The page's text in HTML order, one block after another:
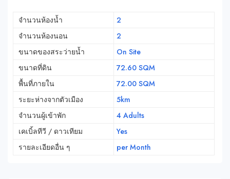
จำนวนห้องน้ำ
2
จำนวนห้องนอน
2
ขนาดของสระว่ายน้ำ
On Site
ขนาดที่ดิน
72.60 SQM
พื้นที่ภายใน
72.00 SQM
ระยะห่างจากตัวเมือง
5km
จำนวนผู้เข้าพัก
4 Adults
เคเบิ้ลทีวี / ดาวเทียม
Yes
รายละเอียดอื่น ๆ
per Month